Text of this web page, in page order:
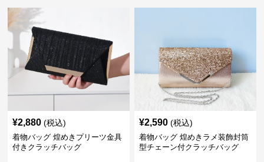
¥2,880 (税込)
着物バッグ 煌めきプリーツ金具
付きクラッチバッグ
¥2,590 (税込)
着物バッグ 煌めきラメ装飾封筒
型チェーン付クラッチバッグ